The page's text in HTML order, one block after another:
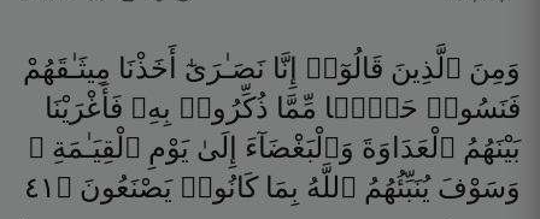
وَمِنَ ٱلَّذِينَ قَالُوٓا۟ إِنَّا نَصَـٰرَىٰٓ أَخَذْنَا مِيثَـٰقَهُمْ
فَنَسُوا۟ حَظًّۭا مِّمَّا ذُكِّرُوا۟ بِهِۦ فَأَغْرَيْنَا
بَيْنَهُمُ ٱلْعَدَاوَةَ وَٱلْبَغْضَآءَ إِلَىٰ يَوْمِ ٱلْقِيَـٰمَةِ ۚ
وَسَوْفَ يُنَبِّئُهُمُ ٱللَّهُ بِمَا كَانُوا۟ يَصْنَعُونَ ۝ ١٤